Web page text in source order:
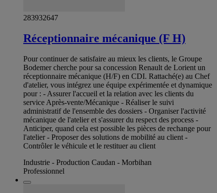
283932647
Réceptionnaire mécanique (F H)
Pour continuer de satisfaire au mieux les clients, le Groupe
Bodemer cherche pour sa concession Renault de Lorient un
réceptionnaire mécanique (H/F) en CDI. Rattaché(e) au Chef
d'atelier, vous intégrez une équipe expérimentée et dynamique
pour : - Assurer l'accueil et la relation avec les clients du
service Après-vente/Mécanique - Réaliser le suivi
administratif de l'ensemble des dossiers - Organiser l'activité
mécanique de l'atelier et s'assurer du respect des process -
Anticiper, quand cela est possible les pièces de rechange pour
l'atelier - Proposer des solutions de mobilité au client -
Contrôler le véhicule et le restituer au client
Industrie - Production Caudan - Morbihan
Professionnel